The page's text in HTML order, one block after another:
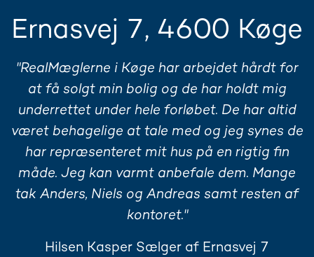
Ernasvej 7, 4600 Køge
"RealMæglerne i Køge har arbejdet hårdt for
at få solgt min bolig og de har holdt mig
underrettet under hele forløbet. De har altid
været behagelige at tale med og jeg synes de
har repræsenteret mit hus på en rigtig fin
måde. Jeg kan varmt anbefale dem. Mange
tak Anders, Niels og Andreas samt resten af
kontoret."
Hilsen Kasper Sælger af Ernasvej 7